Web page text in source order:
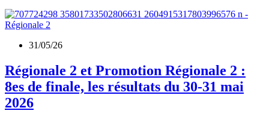
31/05/26
Régionale 2 et Promotion Régionale 2 :
8es de finale, les résultats du 30-31 mai
2026